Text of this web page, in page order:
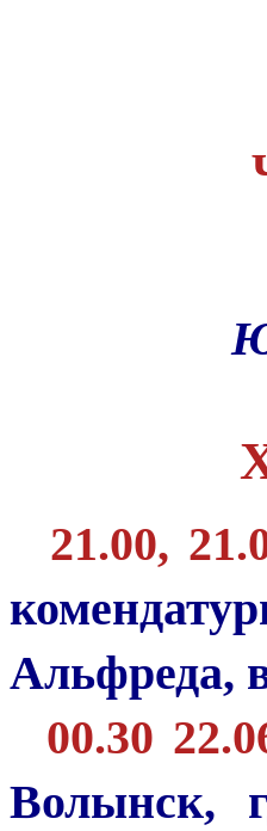
21.00,
Альфреда,
00.30
Волынск,